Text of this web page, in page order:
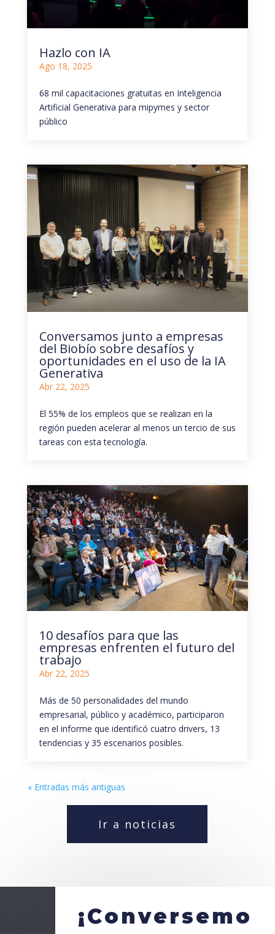
Hazlo con IA
Ago 18, 2025
68 mil capacitaciones gratuitas en Inteligencia
Artificial Generativa para mipymes y sector
público
Conversamos junto a empresas
del Biobío sobre desafíos y
oportunidades en el uso de la IA
Generativa
Abr 22, 2025
El 55% de los empleos que se realizan en la
región pueden acelerar al menos un tercio de sus
tareas con esta tecnología.
10 desafíos para que las
empresas enfrenten el futuro del
trabajo
Abr 22, 2025
Más de 50 personalidades del mundo
empresarial, público y académico, participaron
en el informe que identificó cuatro drivers, 13
tendencias y 35 escenarios posibles.
« Entradas más antiguas
Ir a noticias
¡Conversemo